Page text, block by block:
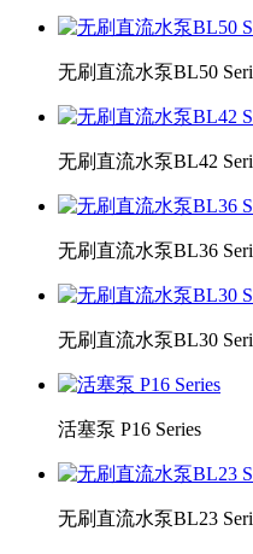
无刷直流水泵BL50
无刷直流水泵BL42
无刷直流水泵BL36
无刷直流水泵BL30
活塞泵 P16 Series
无刷直流水泵BL23